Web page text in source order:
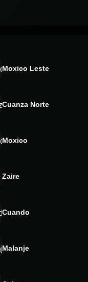
Moxico Leste
Cuanza Norte
Moxico
Zaire
Cuando
Malanje